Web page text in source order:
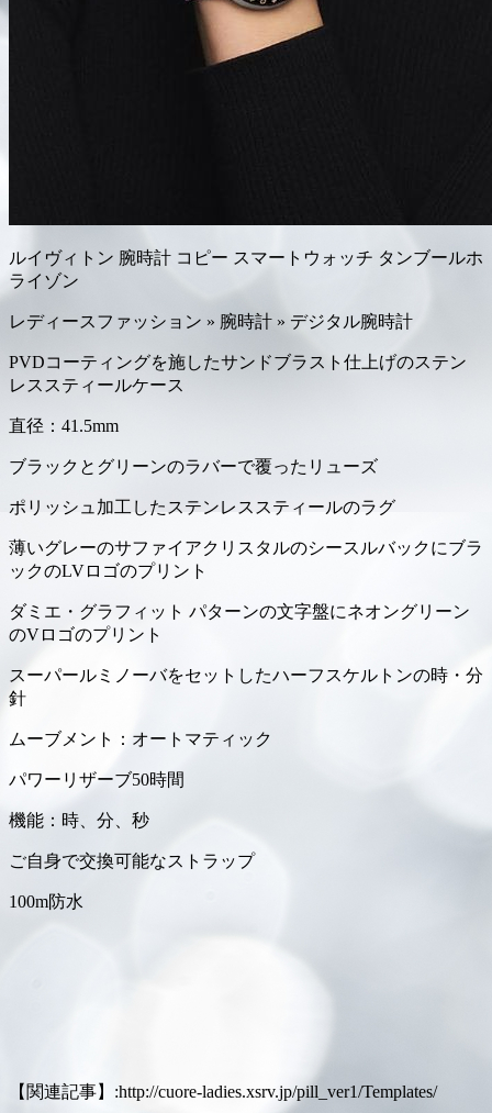
ルイヴィトン 腕時計 コピー スマートウォッチ タンブールホ
ライゾン
レディースファッション » 腕時計 » デジタル腕時計
PVDコーティングを施したサンドブラスト仕上げのステン
レススティールケース
直径：41.5mm
ブラックとグリーンのラバーで覆ったリューズ
ポリッシュ加工したステンレススティールのラグ
薄いグレーのサファイアクリスタルのシースルバックにブラ
ックのLVロゴのプリント
ダミエ・グラフィット パターンの文字盤にネオングリーン
のVロゴのプリント
スーパールミノーバをセットしたハーフスケルトンの時・分
針
ムーブメント：オートマティック
パワーリザーブ50時間
機能：時、分、秒
ご自身で交換可能なストラップ
100m防水
【関連記事】:http://cuore-ladies.xsrv.jp/pill_ver1/Templates/